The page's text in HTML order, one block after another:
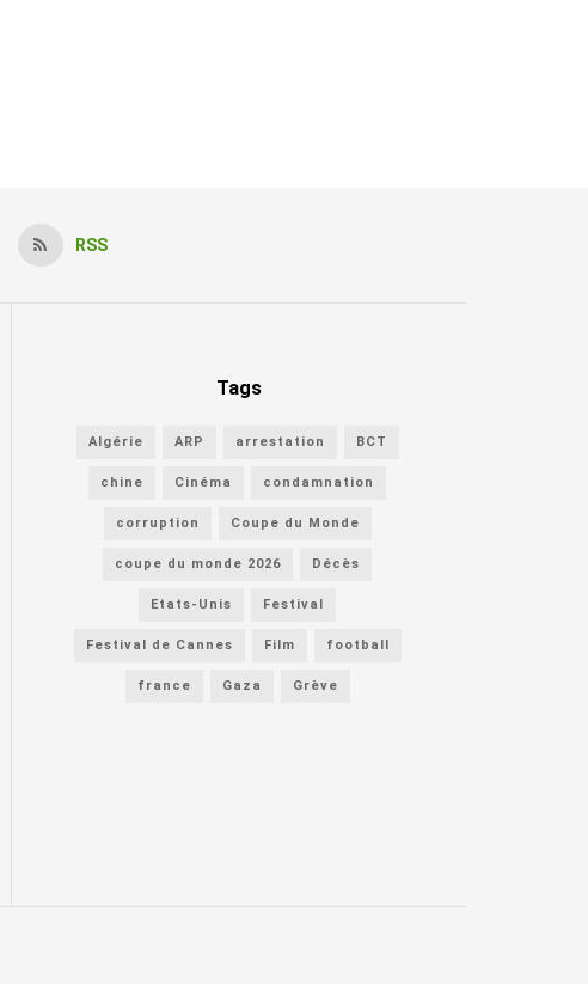
RSS
Tags
Algérie ARP arrestation BCT
chine Cinéma condamnation
corruption Coupe du Monde
coupe du monde 2026 Décès
Etats-Unis Festival
Festival de Cannes Film football
france Gaza Grève